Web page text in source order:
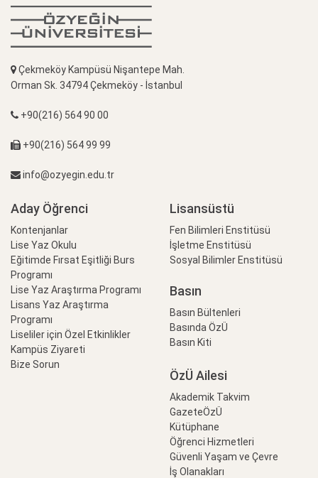
Çekmeköy Kampüsü Nişantepe Mah.
Orman Sk. 34794 Çekmeköy - İstanbul
+90(216) 564 90 00
+90(216) 564 99 99
info@ozyegin.edu.tr
Aday Öğrenci
Kontenjanlar
Lise Yaz Okulu
Eğitimde Fırsat Eşitliği Burs
Programı
Lise Yaz Araştırma Programı
Lisans Yaz Araştırma
Programı
Liseliler için Özel Etkinlikler
Kampüs Ziyareti
Bize Sorun
Lisansüstü
Fen Bilimleri Enstitüsü
İşletme Enstitüsü
Sosyal Bilimler Enstitüsü
Basın
Basın Bültenleri
Basında ÖzÜ
Basın Kiti
ÖzÜ Ailesi
Akademik Takvim
GazeteÖzÜ
Kütüphane
Öğrenci Hizmetleri
Güvenli Yaşam ve Çevre
İş Olanakları